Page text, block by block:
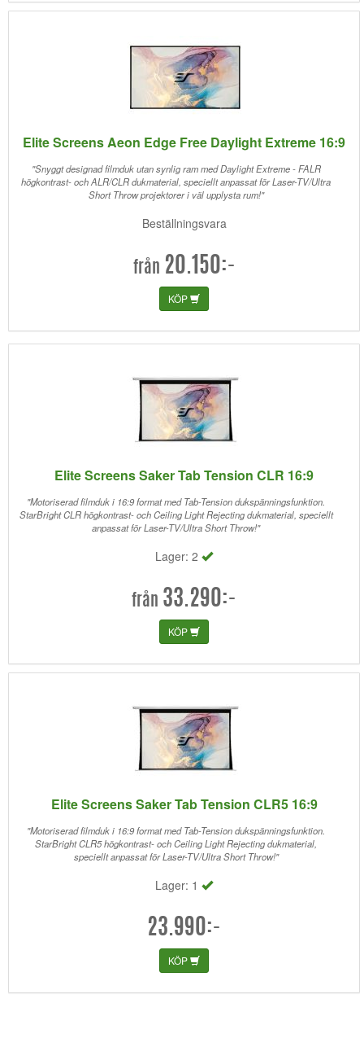
Elite Screens Aeon Edge Free Daylight Extreme 16:9
"Snyggt designad filmduk utan synlig ram med Daylight Extreme - FALR
högkontrast- och ALR/CLR dukmaterial, speciellt anpassat för Laser-TV/Ultra
Short Throw projektorer i väl upplysta rum!"
Beställningsvara
från 20.150:-
KÖP
Elite Screens Saker Tab Tension CLR 16:9
"Motoriserad filmduk i 16:9 format med Tab-Tension dukspänningsfunktion.
StarBright CLR högkontrast- och Ceiling Light Rejecting dukmaterial, speciellt
anpassat för Laser-TV/Ultra Short Throw!"
Lager: 2
från 33.290:-
KÖP
Elite Screens Saker Tab Tension CLR5 16:9
"Motoriserad filmduk i 16:9 format med Tab-Tension dukspänningsfunktion.
StarBright CLR5 högkontrast- och Ceiling Light Rejecting dukmaterial,
speciellt anpassat för Laser-TV/Ultra Short Throw!"
Lager: 1
23.990:-
KÖP